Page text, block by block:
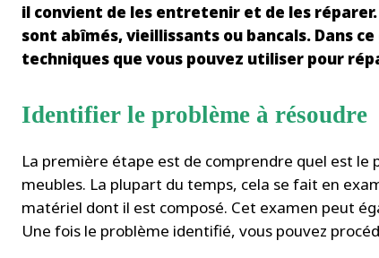
il convient de les entretenir et de les
sont abîmés, vieillissants ou bancals. Dans
techniques que vous pouvez utiliser pour
Identifier le problème à résoudre
La première étape est de comprendre quel est
meubles. La plupart du temps, cela se fait en
matériel dont il est composé. Cet examen peut
Une fois le problème identifié, vous pouvez